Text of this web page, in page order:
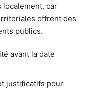
car
offrent des
publics.
avant la date
justificatifs pour